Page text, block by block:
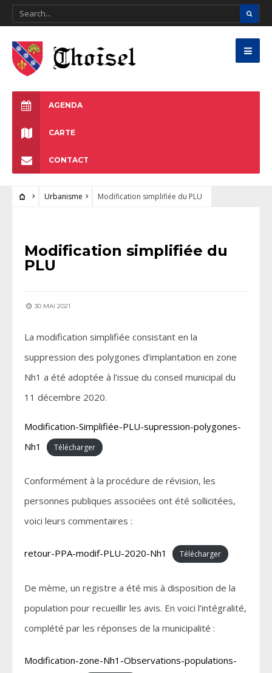
AGENDA
CARTE
CONTACT
Urbanisme Modification simplifiée du PLU
Modification simplifiée du
PLU
30 MAI 2021
La modification simplifiée consistant en la
suppression des polygones d’implantation en zone
Nh1 a été adoptée à l’issue du conseil municipal du
11 décembre 2020.
Modification-Simplifiée-PLU-supression-polygones-
Nh1
Télécharger
Conformément à la procédure de révision, les
personnes publiques associées ont été sollicitées,
voici leurs commentaires :
retour-PPA-modif-PLU-2020-Nh1 Télécharger
De mème, un registre a été mis à disposition de la
population pour recueillir les avis. En voici l’intégralité,
complété par les réponses de la municipalité :
Modification-zone-Nh1-Observations-populations-